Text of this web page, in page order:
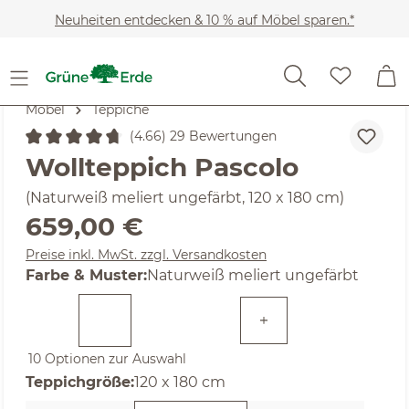
Zum Hauptinhalt springen
Neuheiten entdecken & 10 % auf Möbel sparen.*
Möbel Teppiche
Durchschnittliche Bewertung von 4.66 von 5 Sternen
(4.66) 29 Bewertungen
Wollteppich Pascolo
(Naturweiß meliert ungefärbt, 120 x 180 cm)
Regulärer Preis:
659,00 €
Preise inkl. MwSt. zzgl. Versandkosten
Farbe & Musterauswählen
:Naturweiß meliert ungefärbt
10 Optionen zur Auswahl
Teppichgrößeauswählen
:120 x 180 cm